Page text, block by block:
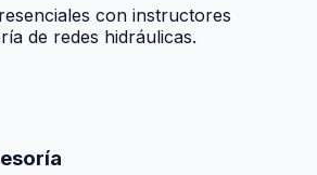
con instructores
de redes hidráulicas.